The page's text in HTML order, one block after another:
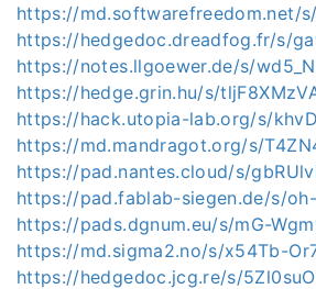
https://md.softwarefreedom.net/
https://hedgedoc.dreadfog.fr/s/
https://notes.llgoewer.de/s/
https://hedge.grin.hu/s/
https://hack.utopia-lab.org/s/
https://md.mandragot.org/s/
https://pad.nantes.cloud/s/
https://pad.fablab-siegen.de/s/
https://pads.dgnum.eu/s/mG-
https://md.sigma2.no/s/x54Tb-
https://hedgedoc.jcg.re/s/